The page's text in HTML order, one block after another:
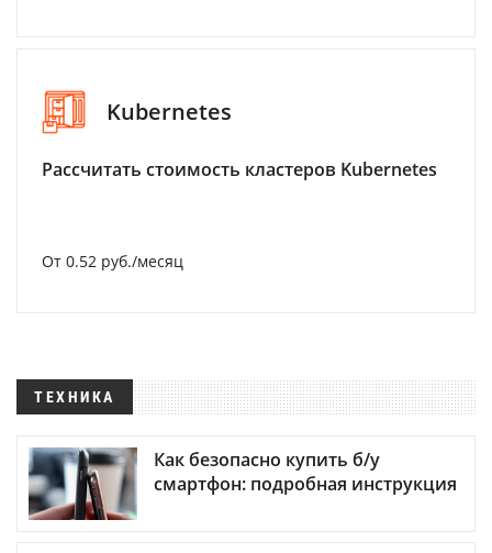
Kubernetes
Рассчитать стоимость кластеров Kubernetes
От 0.52 руб./месяц
ТЕХНИКА
Как безопасно купить б/у
смартфон: подробная инструкция